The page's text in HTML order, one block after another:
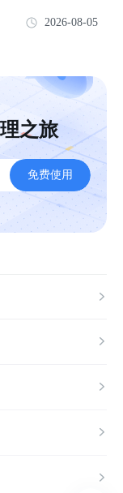
2026-08-05
之旅
免费使用